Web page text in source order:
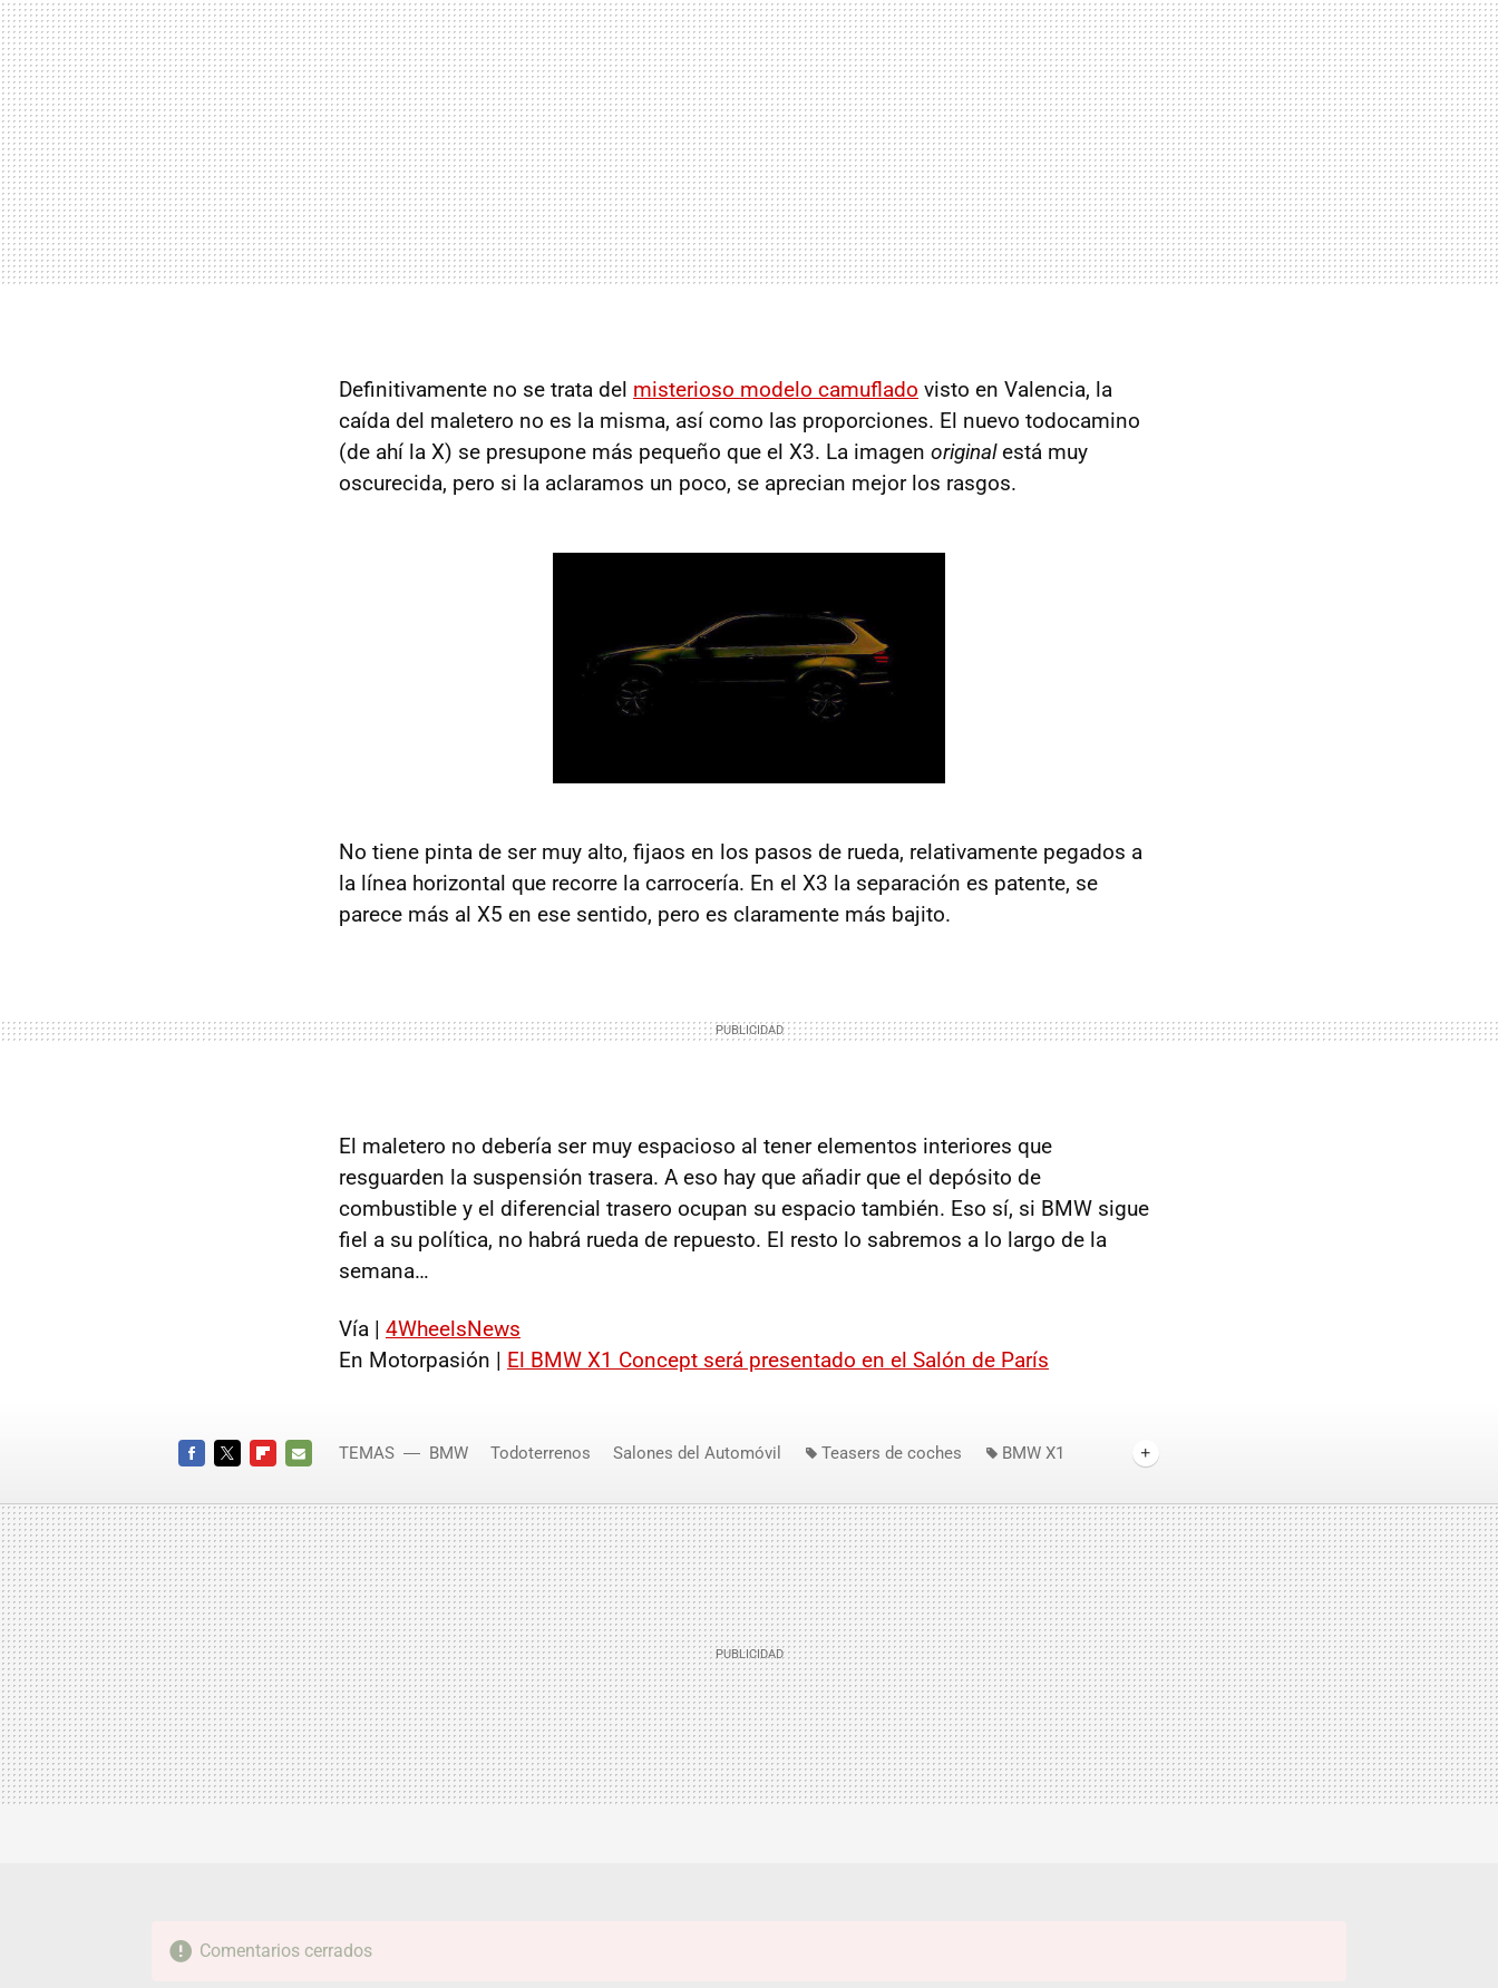
Definitivamente no se trata del misterioso modelo camuflado visto en Valencia, la
caída del maletero no es la misma, así como las proporciones. El nuevo todocamino
(de ahí la X) se presupone más pequeño que el X3. La imagen originalestá muy
oscurecida, pero si la aclaramos un poco, se aprecian mejor los rasgos.
No tiene pinta de ser muy alto, fijaos en los pasos de rueda, relativamente pegados a
la línea horizontal que recorre la carrocería. En el X3 la separación es patente, se
parece más al X5 en ese sentido, pero es claramente más bajito.
El maletero no debería ser muy espacioso al tener elementos interiores que
resguarden la suspensión trasera. A eso hay que añadir que el depósito de
combustible y el diferencial trasero ocupan su espacio también. Eso sí, si BMW sigue
fiel a su política, no habrá rueda de repuesto. El resto lo sabremos a lo largo de la
semana…
Vía | 4WheelsNews
En Motorpasión | El BMW X1 Concept será presentado en el Salón de París
MAIL
TEMAS BMW Todoterrenos Salones del Automóvil Teasers de coches
BMW X1
Comentarios cerrados